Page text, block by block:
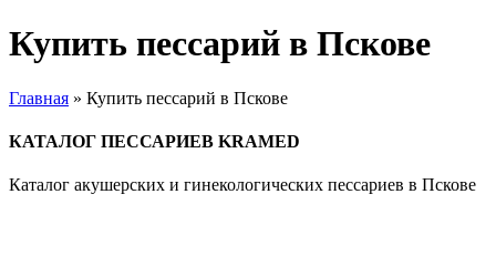
Купить пессарий в Пскове
Главная » Купить пессарий в Пскове
КАТАЛОГ ПЕССАРИЕВ KRAMED
Каталог акушерских и гинекологических пессариев в Пскове